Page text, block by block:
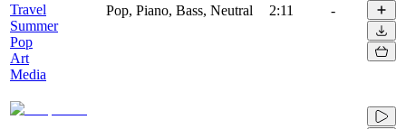
Travel
Summer
Pop
Art
Media
Pop, Piano, Bass, Neutral 2:11 -